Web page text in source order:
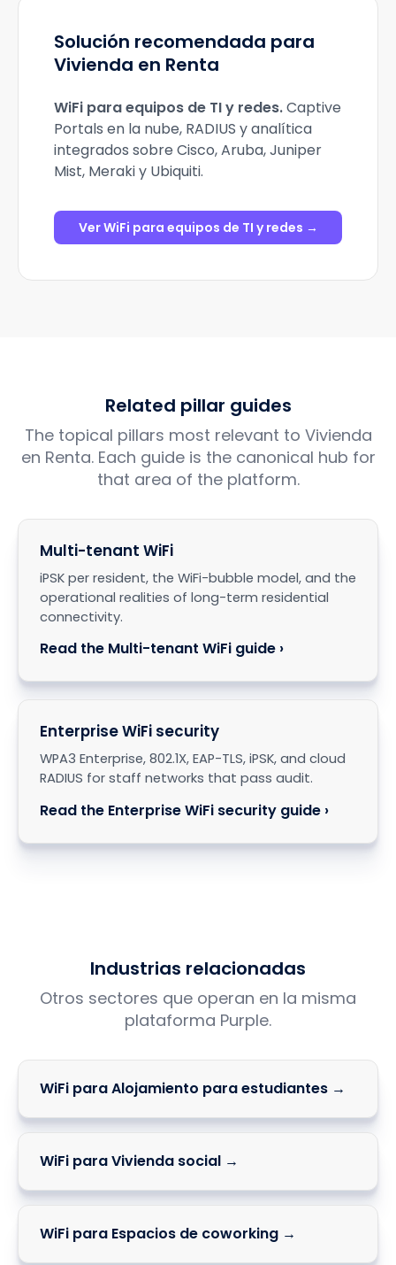
Solución recomendada para
Vivienda en Renta
WiFi para equipos de TI y redes.Captive
Portals en la nube, RADIUS y analítica
integrados sobre Cisco, Aruba, Juniper
Mist, Meraki y Ubiquiti.
Ver WiFi para equipos de TI y redes →
Related pillar guides
The topical pillars most relevant to Vivienda
en Renta. Each guide is the canonical hub for
that area of the platform.
Multi-tenant WiFi
iPSK per resident, the WiFi-bubble model, and the
operational realities of long-term residential
connectivity.
Read the Multi-tenant WiFi guide ›
Enterprise WiFi security
WPA3 Enterprise, 802.1X, EAP-TLS, iPSK, and cloud
RADIUS for staff networks that pass audit.
Read the Enterprise WiFi security guide ›
Industrias relacionadas
Otros sectores que operan en la misma
plataforma Purple.
WiFi para Alojamiento para estudiantes →
WiFi para Vivienda social →
WiFi para Espacios de coworking →